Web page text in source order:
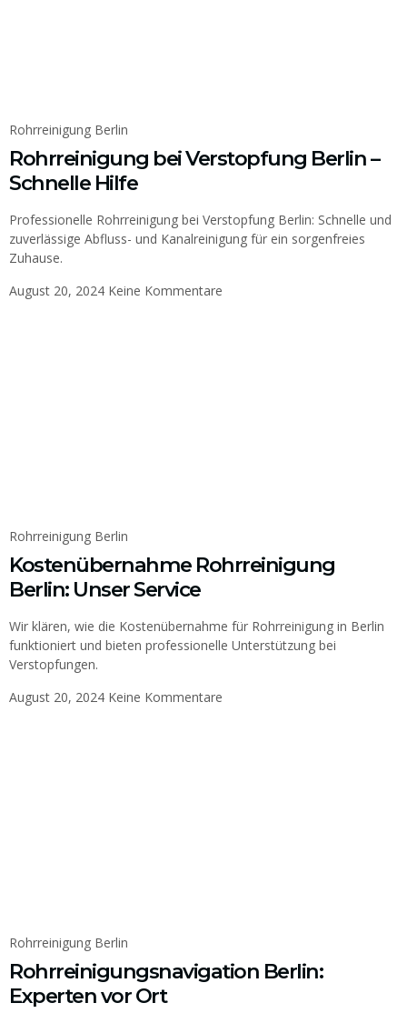
Rohrreinigung Berlin
Rohrreinigung bei Verstopfung Berlin –
Schnelle Hilfe
Professionelle Rohrreinigung bei Verstopfung Berlin: Schnelle und
zuverlässige Abfluss- und Kanalreinigung für ein sorgenfreies
Zuhause.
August 20, 2024 Keine Kommentare
Rohrreinigung Berlin
Kostenübernahme Rohrreinigung
Berlin: Unser Service
Wir klären, wie die Kostenübernahme für Rohrreinigung in Berlin
funktioniert und bieten professionelle Unterstützung bei
Verstopfungen.
August 20, 2024 Keine Kommentare
Rohrreinigung Berlin
Rohrreinigungsnavigation Berlin:
Experten vor Ort